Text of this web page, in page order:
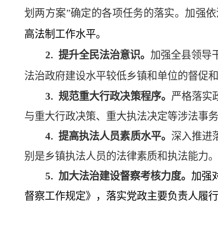
划两方案”确定的各项任务的落实。加强
高法制 工作水平。
2. 提升全民法治意识。 加强全县领导
法治政府建设水平较低乡镇和单位的督促
3. 规范重大行政决策程序。 严格落实
与重大行政决策、重大执法决定等涉法事
4. 提高执法人员素质水平。 深入推进
别是乡镇执法人员的法律素质和执法能力。
5. 加大法治建设督察考核力度。 加强
督察工作规定》，落实党政主要负责人履